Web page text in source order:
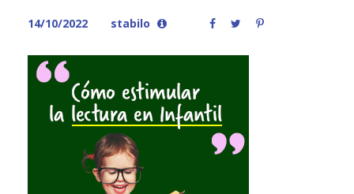
14/10/2022 stabilo